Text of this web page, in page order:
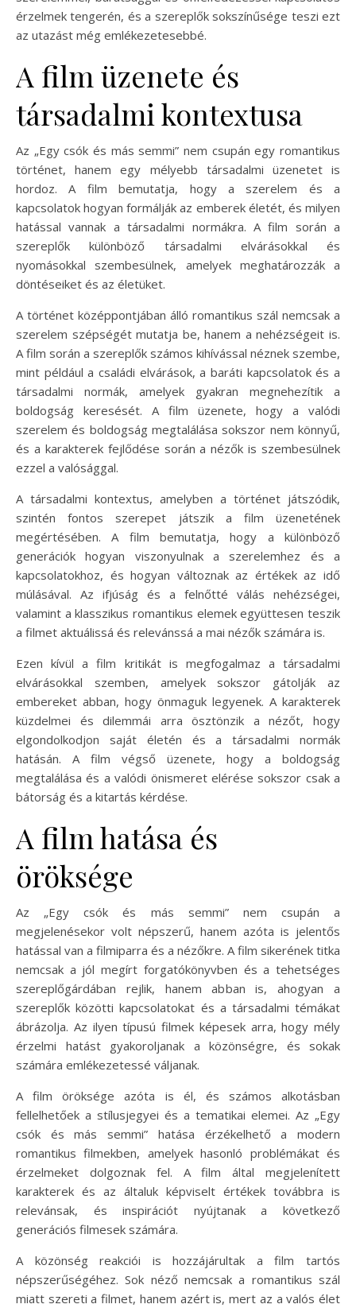
érzelmek tengerén, és a szereplők sokszínűsége teszi ezt
az utazást még emlékezetesebbé.
A film üzenete és
társadalmi kontextusa
Az „Egy csók és más semmi” nem csupán egy romantikus
történet, hanem egy mélyebb társadalmi üzenetet is
hordoz. A film bemutatja, hogy a szerelem és a
kapcsolatok hogyan formálják az emberek életét, és milyen
hatással vannak a társadalmi normákra. A film során a
szereplők különböző társadalmi elvárásokkal és
nyomásokkal szembesülnek, amelyek meghatározzák a
döntéseiket és az életüket.
A történet középpontjában álló romantikus szál nemcsak a
szerelem szépségét mutatja be, hanem a nehézségeit is.
A film során a szereplők számos kihívással néznek szembe,
mint például a családi elvárások, a baráti kapcsolatok és a
társadalmi normák, amelyek gyakran megnehezítik a
boldogság keresését. A film üzenete, hogy a valódi
szerelem és boldogság megtalálása sokszor nem könnyű,
és a karakterek fejlődése során a nézők is szembesülnek
ezzel a valósággal.
A társadalmi kontextus, amelyben a történet játszódik,
szintén fontos szerepet játszik a film üzenetének
megértésében. A film bemutatja, hogy a különböző
generációk hogyan viszonyulnak a szerelemhez és a
kapcsolatokhoz, és hogyan változnak az értékek az idő
múlásával. Az ifjúság és a felnőtté válás nehézségei,
valamint a klasszikus romantikus elemek együttesen teszik
a filmet aktuálissá és relevánssá a mai nézők számára is.
Ezen kívül a film kritikát is megfogalmaz a társadalmi
elvárásokkal szemben, amelyek sokszor gátolják az
embereket abban, hogy önmaguk legyenek. A karakterek
küzdelmei és dilemmái arra ösztönzik a nézőt, hogy
elgondolkodjon saját életén és a társadalmi normák
hatásán. A film végső üzenete, hogy a boldogság
megtalálása és a valódi önismeret elérése sokszor csak a
bátorság és a kitartás kérdése.
A film hatása és
öröksége
Az „Egy csók és más semmi” nem csupán a
megjelenésekor volt népszerű, hanem azóta is jelentős
hatással van a filmiparra és a nézőkre. A film sikerének titka
nemcsak a jól megírt forgatókönyvben és a tehetséges
szereplőgárdában rejlik, hanem abban is, ahogyan a
szereplők közötti kapcsolatokat és a társadalmi témákat
ábrázolja. Az ilyen típusú filmek képesek arra, hogy mély
érzelmi hatást gyakoroljanak a közönségre, és sokak
számára emlékezetessé váljanak.
A film öröksége azóta is él, és számos alkotásban
fellelhetőek a stílusjegyei és a tematikai elemei. Az „Egy
csók és más semmi” hatása érzékelhető a modern
romantikus filmekben, amelyek hasonló problémákat és
érzelmeket dolgoznak fel. A film által megjelenített
karakterek és az általuk képviselt értékek továbbra is
relevánsak, és inspirációt nyújtanak a következő
generációs filmesek számára.
A közönség reakciói is hozzájárultak a film tartós
népszerűségéhez. Sok néző nemcsak a romantikus szál
miatt szereti a filmet, hanem azért is, mert az a valós élet